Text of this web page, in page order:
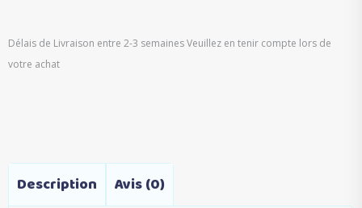
Délais de Livraison entre 2-3 semaines Veuillez en tenir compte lors de
votre achat
Description Avis (0)